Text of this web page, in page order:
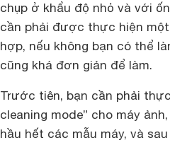
chụp ở khẩu độ nhỏ và với
cần phải được thực hiện
hợp, nếu không bạn có thể
cũng khá đơn giản để làm.
Trước tiên, bạn cần phải
cleaning mode” cho máy
hầu hết các mẫu máy, và